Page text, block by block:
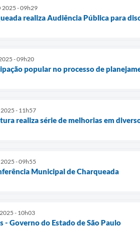
2025 - 09h29
realiza Audiência Pública para
- 09h20
popular no processo de
2025 - 11h57
realiza série de melhorias em
- 09h55
Municipal de Charqueada
- 10h03
- Governo do Estado de São Paulo